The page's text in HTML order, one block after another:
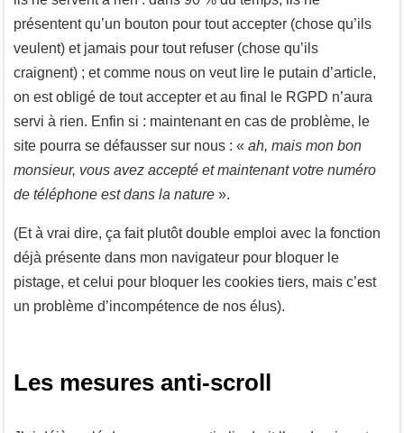
présentent qu’un bouton pour tout accepter (chose qu’ils
veulent) et jamais pour tout refuser (chose qu’ils
craignent) ; et comme nous on veut lire le putain d’article,
on est obligé de tout accepter et au final le RGPD n’aura
servi à rien. Enfin si : maintenant en cas de problème, le
site pourra se défausser sur nous : « ah, mais mon bon
monsieur, vous avez accepté et maintenant votre numéro
de téléphone est dans la nature ».
(Et à vrai dire, ça fait plutôt double emploi avec la fonction
déjà présente dans mon navigateur pour bloquer le
pistage, et celui pour bloquer les cookies tiers, mais c’est
un problème d’incompétence de nos élus).
Les mesures anti-scroll